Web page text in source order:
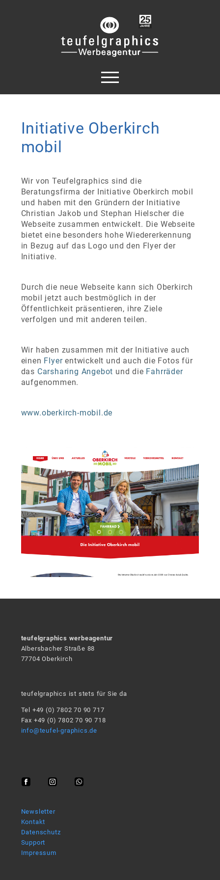
Initiative Oberkirch
mobil
Wir von Teufelgraphics sind die
Beratungsfirma der Initiative Oberkirch mobil
und haben mit den Gründern der Initiative
Christian Jakob und Stephan Hielscher die
Webseite zusammen entwickelt. Die Webseite
bietet eine besonders hohe Wiedererkennung
in Bezug auf das Logo und den Flyer der
Initiative.
Durch die neue Webseite kann sich Oberkirch
mobil jetzt auch bestmöglich in der
Öffentlichkeit präsentieren, ihre Ziele
verfolgen und mit anderen teilen.
Wir haben zusammen mit der Initiative auch
einen Flyerentwickelt und auch die Fotos für
das Carsharing Angebot und die Fahrräder
aufgenommen.
www.oberkirch-mobil.de
teufelgraphics werbeagentur
Albersbacher Straße 88
77704 Oberkirch
teufelgraphics ist stets für Sie da
Tel +49 (0) 7802 70 90 717
Fax +49 (0) 7802 70 90 718
info@teufel-graphics.de
Newsletter
Kontakt
Datenschutz
Support
Impressum